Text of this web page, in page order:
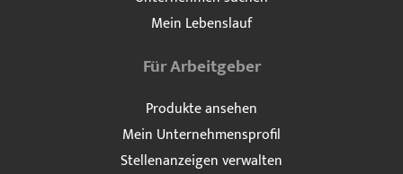
Mein Lebenslauf
Für Arbeitgeber
Produkte ansehen
Mein Unternehmensprofil
Stellenanzeigen verwalten